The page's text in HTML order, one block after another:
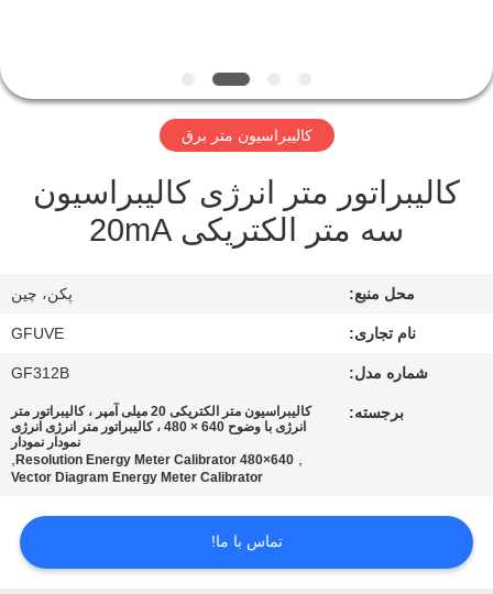
تماس
درخواست
نقشه
سایت
کالیبراسیون متر برق
کالیبراتور متر انرژی کالیبراسیون
سه متر الکتریکی 20mA
محل منبع: پکن، چین
نام تجاری: GFUVE
شماره مدل: GF312B
برجسته:
کالیبراسیون متر الکتریکی 20 میلی آمپر ، کالیبراتور متر
انرژی با وضوح 640 × 480 ، کالیبراتور متر انرژی انرژی
نمودار نمودار
,
640×480 Resolution Energy Meter Calibrator
,
Vector Diagram Energy Meter Calibrator
تماس با ما!